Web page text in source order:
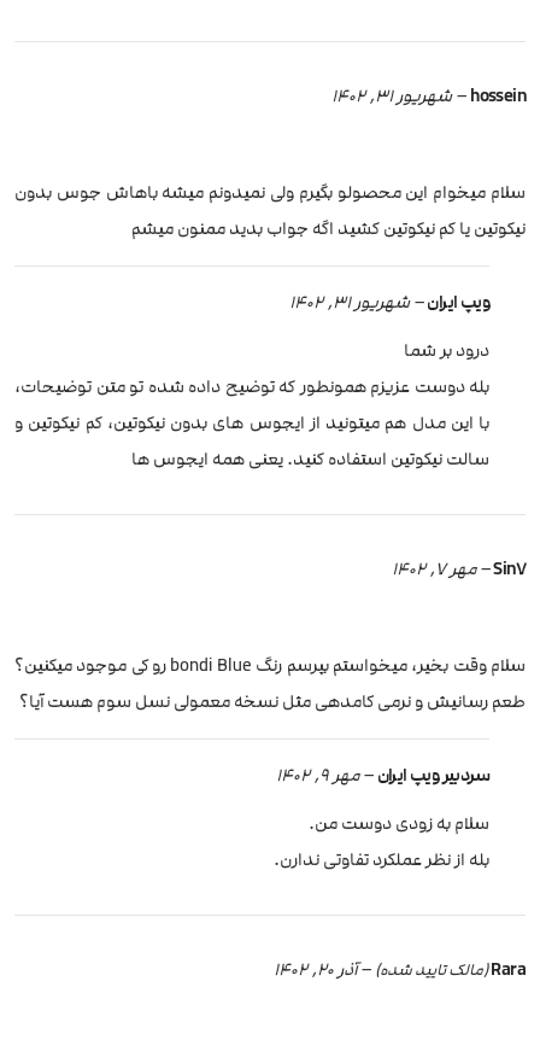
hossein
–شهریور 31, 1402
سلام میخوام این محصولو بگیرم ولی نمیدونم میشه باهاش جوس بدون
نیکوتین یا کم نیکوتین کشید اگه جواب بدید ممنون میشم
ویپ ایران– شهریور 31, 1402
درود بر شما
بله دوست عزیزم همونطور که توضیح داده شده تو متن توضیحات،
با این مدل هم میتونید از ایجوس های بدون نیکوتین، کم‌ نیکوتین و
سالت نیکوتین استفاده کنید. یعنی همه ایجوس ها
Sin7
– مهر 7, 1402
سلام وقت بخیر، میخواستم بپرسم رنگ bondi Blue رو کی موجود میکنین؟
طعم رسانیش و نرمی کامدهی مثل نسخه معمولی نسل سوم هست آیا؟
سردبیر ویپ ایران– مهر 9, 1402
سلام به زودی دوست من.
بله از نظر عملکرد تفاوتی ندارن.
Rara(مالک تایید شده) –آذر 20, 1402